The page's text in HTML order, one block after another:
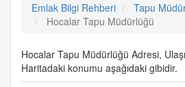
Emlak Bilgi Rehberi
Tapu
Hocalar Tapu Müdürlüğü
Hocalar Tapu Müdürlüğü Adresi,
Haritadaki konumu aşağıdaki gibidir.